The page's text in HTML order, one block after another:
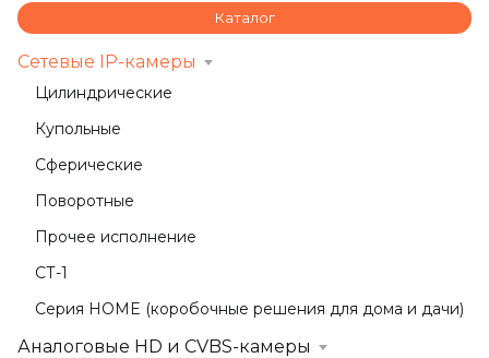
Каталог
Сетевые IP-камеры
Цилиндрические
Купольные
Сферические
Поворотные
Прочее исполнение
СТ-1
Серия HOME (коробочные решения для дома и дачи)
Аналоговые HD и CVBS-камеры